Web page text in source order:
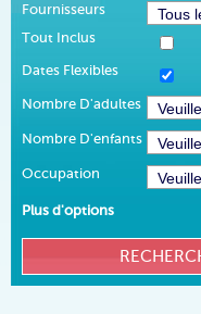
Fournisseurs
Tout Inclus
Dates Flexibles
Nombre D'adultes
Nombre D'enfants
Occupation
Plus d'options